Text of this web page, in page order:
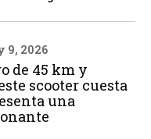
9, 2026
de 45 km y
scooter cuesta
una